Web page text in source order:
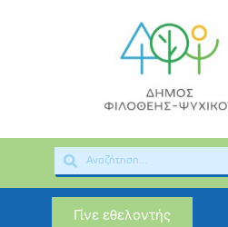
Γίνε εθελοντής